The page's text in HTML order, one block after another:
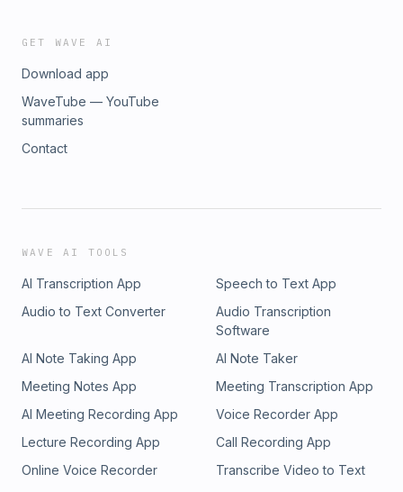
GET WAVE AI
Download app
WaveTube — YouTube
summaries
Contact
WAVE AI TOOLS
AI Transcription App
Speech to Text App
Audio to Text Converter
Audio Transcription
Software
AI Note Taking App
AI Note Taker
Meeting Notes App
Meeting Transcription App
AI Meeting Recording App
Voice Recorder App
Lecture Recording App
Call Recording App
Online Voice Recorder
Transcribe Video to Text